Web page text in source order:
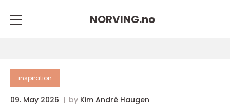
NORVING.no
inspiration
09. May 2026 by Kim André Haugen